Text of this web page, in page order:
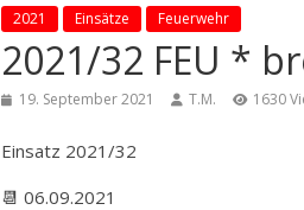
2021 Einsätze Feuerwehr
2021/32 FEU *
19. September 2021 T.M. 1630
Einsatz 2021/32
📆 06.09.2021